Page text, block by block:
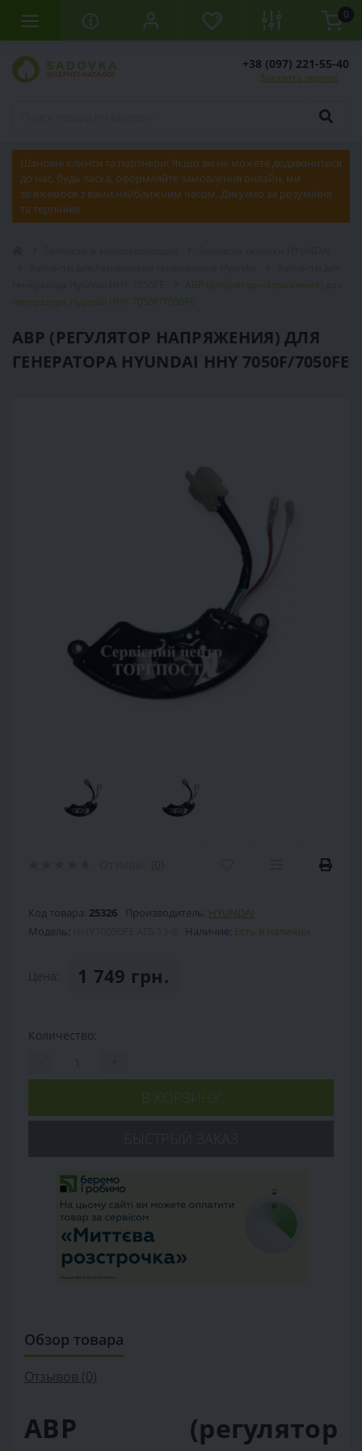
0
+38 (097) 221-55-40
Заказать звонок
Шановні клієнти та партнери! Якщо ви не можете додзвонитися
до нас, будь ласка, оформляйте замовлення онлайн, ми
зв'яжемося з вами найближчим часом. Дякуємо за розуміння
та терпіння!
АВР (регулятор напряжения) для
генератора Hyundai HHY 7050F/7050FE
АВР (РЕГУЛЯТОР НАПРЯЖЕНИЯ) ДЛЯ
ГЕНЕРАТОРА HYUNDAI HHY 7050F/7050FE
(0)
Код товара: 25326 Производитель: HYUNDAI
Модель:
Наличие: Есть в наличии
1 749 грн.
Количество:
В КОРЗИНУ
Обзор товара
Отзывов (0)
АВР (регулятор